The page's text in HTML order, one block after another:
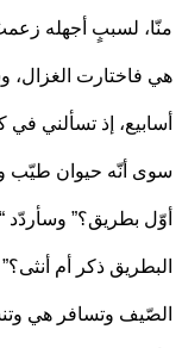
لسببٍ أجهله زعمتُ
الغزال،
إذ تسألني في كلّ
أنّه حيوان طيّب وخلوق
بطريق؟” وسأردّد
ذكر أم أنثى؟”
وتسافر هي وتنسى